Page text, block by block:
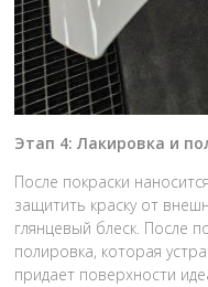
Этап 4: Лакировка и
После покраски
защитить краску от
глянцевый блеск. После
полировка, которая
придает поверхности